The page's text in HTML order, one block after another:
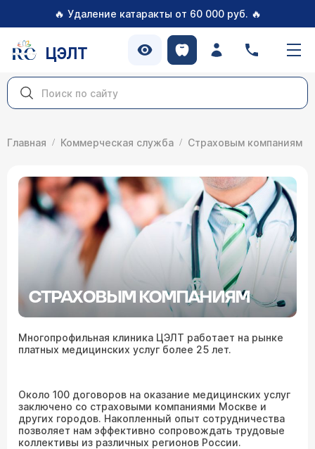
🔥 Удаление катаракты от 60 000 руб. 🔥
ЦЭЛТ
Главная Коммерческая служба Страховым компаниям
СТРАХОВЫМ КОМПАНИЯМ
Многопрофильная клиника ЦЭЛТ работает на рынке
платных медицинских услуг более 25 лет.
Около 100 договоров на оказание медицинских услуг
заключено со страховыми компаниями Москве и
других городов. Накопленный опыт сотрудничества
позволяет нам эффективно сопровождать трудовые
коллективы из различных регионов России.